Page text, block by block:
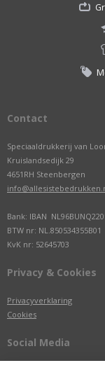
Contact
Speciaaldrukkerij van
Kruislandsedijk 29
4651RH Steenbergen
Bank: IBAN
BTW nr: NL.850534355B01
KvK nr: 52645703
Privacy & Cookies
Privacyverklaring
Cookies
Social Media